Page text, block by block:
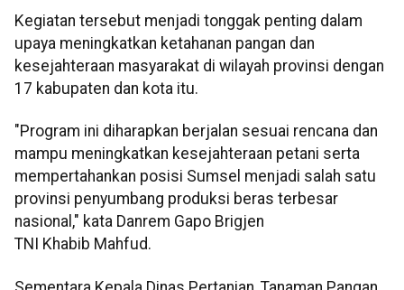
Kegiatan tersebut menjadi tonggak penting dalam
upaya meningkatkan ketahanan pangan dan
kesejahteraan masyarakat di wilayah provinsi dengan
17 kabupaten dan kota itu.
"Program ini diharapkan berjalan sesuai rencana dan
mampu meningkatkan kesejahteraan petani serta
mempertahankan posisi Sumsel menjadi salah satu
provinsi penyumbang produksi beras terbesar
nasional," kata Danrem Gapo Brigjen
TNI Khabib Mahfud.